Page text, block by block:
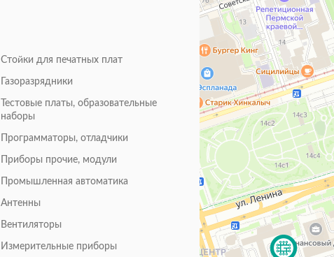
Стойки для печатных плат
Газоразрядники
Тестовые платы, образовательные
наборы
Программаторы, отладчики
Приборы прочие, модули
Промышленная автоматика
Антенны
Вентиляторы
Измерительные приборы